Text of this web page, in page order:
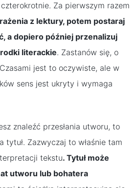
Za pierwszym razem
z lektury, potem postaraj
a dopiero później przenalizuj
literackie. Zastanów się, o
jest to oczywiste, ale w
sens jest ukryty i wymaga
znaleźć przesłania utworu, to
tytuł. Zazwyczaj to właśnie tam
tekstu. Tytuł może
utworu lub bohatera